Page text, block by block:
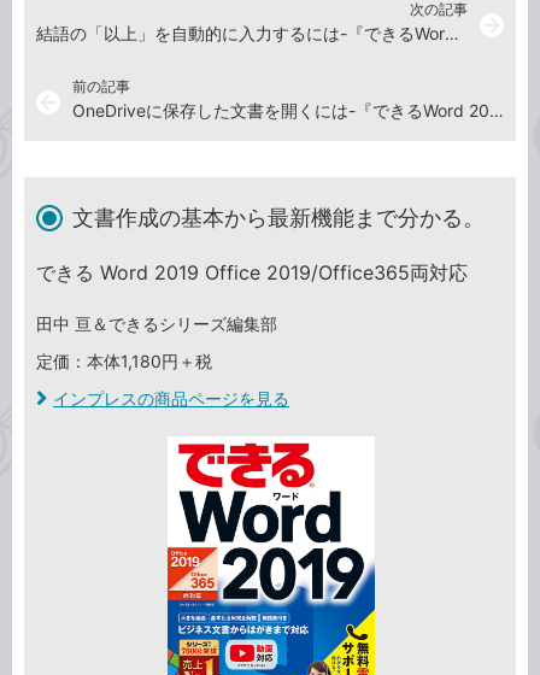
前の記事
OneDriveに保存した文書を開くには-『できるWord 2019』使い方解説動画
次の記事
結語の「以上」を自動的に入力するには-『できるWord&Excel 2019』使い方解説動画
文書作成の基本から最新機能まで分かる。
できる Word 2019 Office 2019/Office365両対応
田中 亘＆できるシリーズ編集部
定価：本体1,180円＋税
インプレスの商品ページを見る